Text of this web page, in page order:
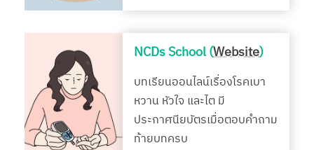
NCDs School (Website)
บทเรียนออนไลน์เรื่องโรคเบา
หวาน หัวใจ และไต มี
ประกาศนียบัตรเมื่อตอบคำถาม
ท้ายบทครบ